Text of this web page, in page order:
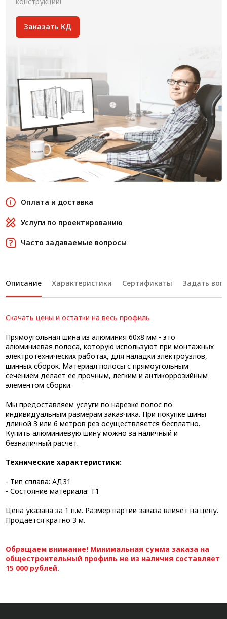
Заказать КД
Оплата и доставка
Услуги по проектированию
Часто задаваемые вопросы
Описание Характеристики Сертификаты Задать
Скачать цены и остатки на весь профиль
Прямоугольная шина из алюминия 60x8 мм - это
алюминиевая полоса, которую используют при монтажных
электротехнических работах, для наладки электроузлов,
шинных сборок. Материал полосы с прямоугольным
сечением делает ее прочным, легким и антикоррозийным
элементом сборки.
Мы предоставляем услуги по нарезке полос по
индивидуальным размерам заказчика. При покупке шины
длиной 3 или 6 метров рез осуществляется бесплатно.
Купить алюминиевую шину можно за наличный и
безналичный расчет.
Технические характеристики:
- Тип сплава: АД31
- Состояние материала: Т1
Цена указана за 1 п.м. Размер партии заказа влияет на цену.
Продаётся кратно 3 м.
Обращаем внимание! Минимальная сумма заказа на
общестроительный профиль не из наличия составляет
15 000 рублей.